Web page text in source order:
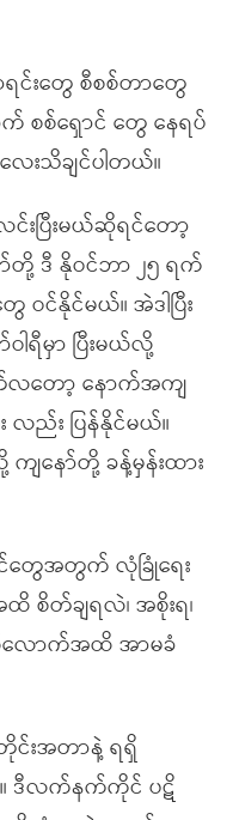
ရင်းတွေ စီစစ်တာတွေ
စစ်ရှောင် တွေ နေရပ်
ေးသိချင်ပါတယ်။
င်းပြီးမယ်ဆိုရင်တော့
ဒီ နိုဝင်ဘာ ၂၅ ရက်
င်နိုင်မယ်။ အဲဒါပြီး
ရီမှာ ပြီးမယ်လို့
တ်လတော့ နောက်အကျ
ည်း ပြန်နိုင်မယ်။
ျနော်တို့ ခန့်မှန်းထား
င်တွေအတွက် လုံခြုံရေး
တ်ချရလဲ၊ အစိုးရ၊
ာက်အထိ အာမခံ
င်းအတာနဲ့ ရရှိ
ဒီလက်နက်ကိုင် ပဋိ